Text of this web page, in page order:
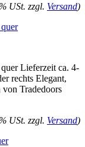
USt. zzgl. Versand)
Lieferzeit ca. 4-
rechts Elegant,
Tradedoors
USt. zzgl. Versand)